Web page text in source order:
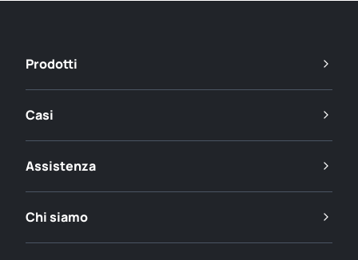
Prodotti
Casi
Assistenza
Chi siamo